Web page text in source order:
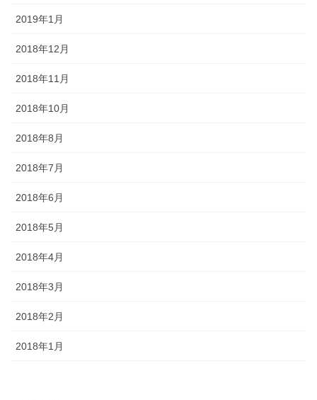
2019年1月
2018年12月
2018年11月
2018年10月
2018年8月
2018年7月
2018年6月
2018年5月
2018年4月
2018年3月
2018年2月
2018年1月